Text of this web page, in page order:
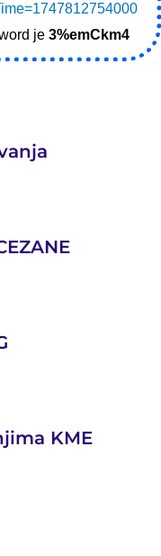
je3%emCkm4
KME